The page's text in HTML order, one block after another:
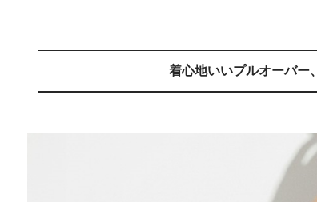
着心地いいプルオーバー、